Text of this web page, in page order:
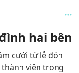
hai bên
cưới từ lễ đón
thành viên trong